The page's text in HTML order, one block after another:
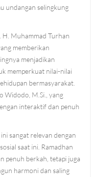
undangan selingkung
H. Muhammad Turhan
memberikan
menjadikan
memperkuat nilai-nilai
bermasyarakat.
Widodo, M.Si., yang
interaktif dan penuh
sangat relevan dengan
saat ini. Ramadhan
penuh berkah, tetapi juga
harmoni dan saling